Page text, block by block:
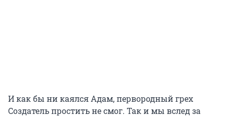
И как бы ни каялся Адам, первородный грех
Создатель простить не смог. Так и мы вслед за